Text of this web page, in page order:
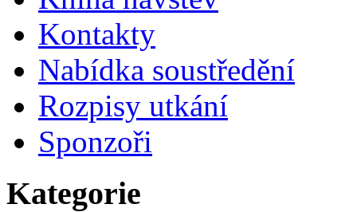
Kontakty
Nabídka soustředění
Rozpisy utkání
Sponzoři
Kategorie